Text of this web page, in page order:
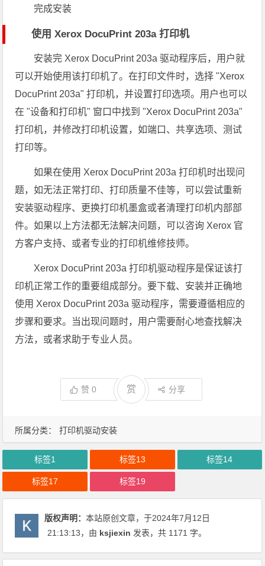
所属分类： 打印机驱动安装
完成安装
使用 Xerox DocuPrint 203a 打印机
安装完 Xerox DocuPrint 203a 驱动程序后，用户就
可以开始使用该打印机了。在打印文件时，选择 "Xerox
DocuPrint 203a" 打印机，并设置打印选项。用户也可以
在 "设备和打印机" 窗口中找到 "Xerox DocuPrint 203a"
打印机，并修改打印机设置，如端口、共享选项、测试
打印等。
如果在使用 Xerox DocuPrint 203a 打印机时出现问
题，如无法正常打印、打印质量不佳等，可以尝试重新
安装驱动程序、更换打印机墨盒或者清理打印机内部部
件。如果以上方法都无法解决问题，可以咨询 Xerox 官
方客户支持、或者专业的打印机维修技师。
Xerox DocuPrint 203a 打印机驱动程序是保证该打
印机正常工作的重要组成部分。要下载、安装并正确地
使用 Xerox DocuPrint 203a 驱动程序，需要遵循相应的
步骤和要求。当出现问题时，用户需要耐心地查找解决
方法，或者求助于专业人员。
赞0 赏 分享
标签1 标签13 标签14
标签17 标签19
版权声明：本站原创文章，于2024年7月12日
21:13:13，由 ksjiexin 发表，共 1171 字。